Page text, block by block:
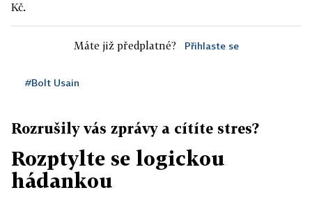
Kč.
Máte již předplatné? Přihlaste se
#Bolt Usain
Rozrušily vás zprávy a cítíte stres?
Rozptylte se logickou
hádankou